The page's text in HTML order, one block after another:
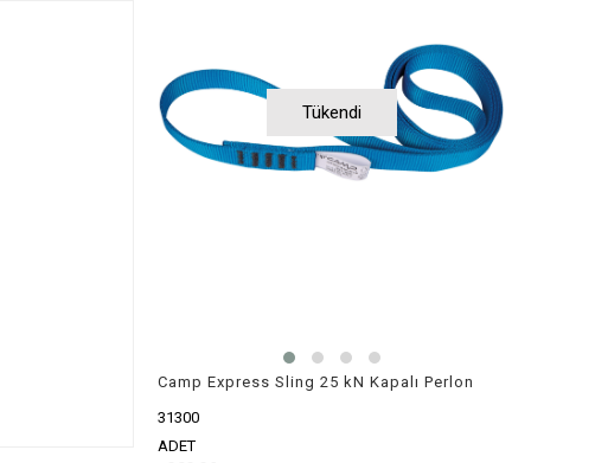
Tükendi
Camp Express Sling 25 kN Kapalı Perlon
31300
ADET